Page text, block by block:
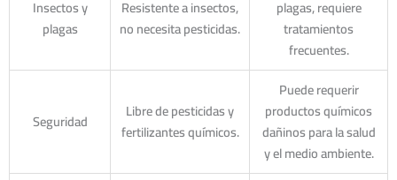
Insectos y
plagas
Resistente a insectos,
no necesita pesticidas.
plagas, requiere
tratamientos
frecuentes.
Seguridad
Libre de pesticidas y
fertilizantes químicos.
Puede requerir
productos químicos
dañinos para la salud
y el medio ambiente.